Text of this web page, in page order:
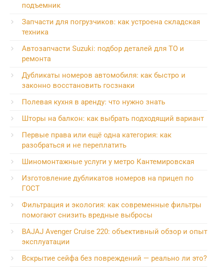
подъемник
Запчасти для погрузчиков: как устроена складская
техника
Автозапчасти Suzuki: подбор деталей для ТО и
ремонта
Дубликаты номеров автомобиля: как быстро и
законно восстановить госзнаки
Полевая кухня в аренду: что нужно знать
Шторы на балкон: как выбрать подходящий вариант
Первые права или ещё одна категория: как
разобраться и не переплатить
Шиномонтажные услуги у метро Кантемировская
Изготовление дубликатов номеров на прицеп по
ГОСТ
Фильтрация и экология: как современные фильтры
помогают снизить вредные выбросы
BAJAJ Avenger Cruise 220: объективный обзор и опыт
эксплуатации
Вскрытие сейфа без повреждений — реально ли это?